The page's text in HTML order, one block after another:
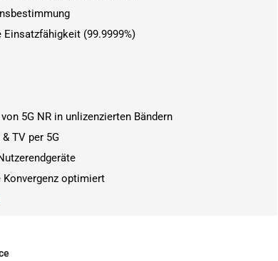
(99.9999%)
5G NR in unlizenzierten Bändern
TV per 5G
optimiert